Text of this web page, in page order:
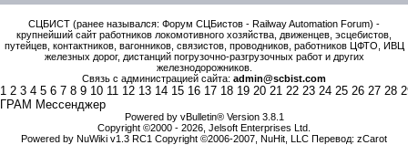
СЦБИСТ (ранее назывался: Форум СЦБистов - Railway Automation Forum) -
крупнейший сайт работников локомотивного хозяйства, движенцев, эсцебистов,
путейцев, контактников, вагонников, связистов, проводников, работников ЦФТО, ИВЦ
железных дорог, дистанций погрузочно-разгрузочных работ и других
железнодорожников.
Связь с администрацией сайта: admin@scbist.com
1 2 3 4 5 6 7 8 9 10 11 12 13 14 15 16 17 18 19 20 21 22 23 24 25 26 27 28
ГРАМ Мессенджер
Powered by vBulletin® Version 3.8.1
Copyright ©2000 - 2026, Jelsoft Enterprises Ltd.
Powered by NuWiki v1.3 RC1 Copyright ©2006-2007, NuHit, LLC Перевод: zCarot